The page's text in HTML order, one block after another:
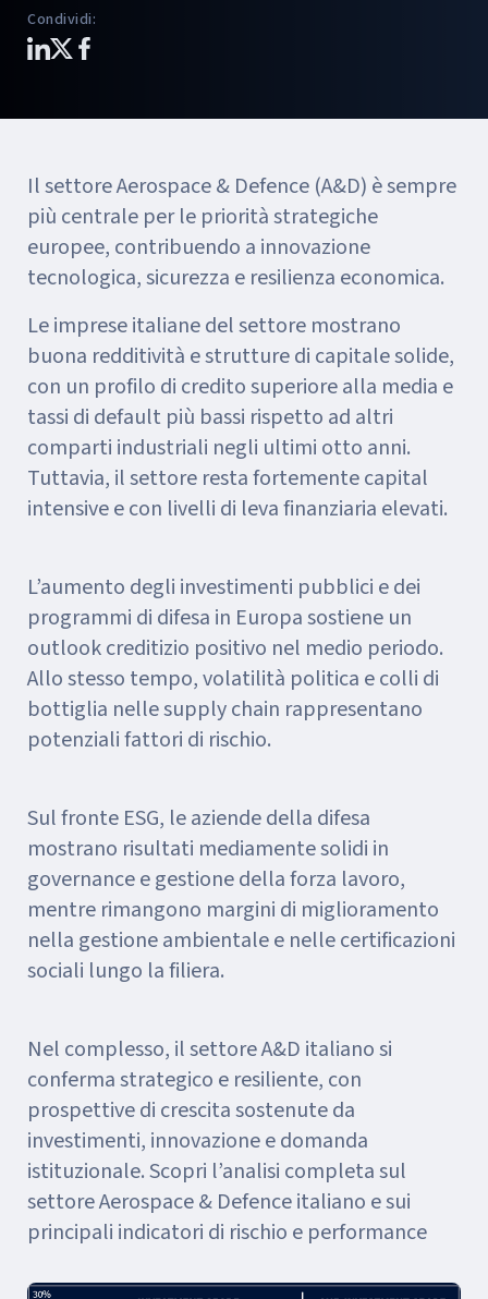
Condividi:
Il settore Aerospace & Defence (A&D) è sempre
più centrale per le priorità strategiche
europee, contribuendo a innovazione
tecnologica, sicurezza e resilienza economica.
Le imprese italiane del settore mostrano
buona redditività e strutture di capitale solide,
con un profilo di credito superiore alla media e
tassi di default più bassi rispetto ad altri
comparti industriali negli ultimi otto anni.
Tuttavia, il settore resta fortemente capital
intensive e con livelli di leva finanziaria elevati.
L’aumento degli investimenti pubblici e dei
programmi di difesa in Europa sostiene un
outlook creditizio positivo nel medio periodo.
Allo stesso tempo, volatilità politica e colli di
bottiglia nelle supply chain rappresentano
potenziali fattori di rischio.
Sul fronte ESG, le aziende della difesa
mostrano risultati mediamente solidi in
governance e gestione della forza lavoro,
mentre rimangono margini di miglioramento
nella gestione ambientale e nelle certificazioni
sociali lungo la filiera.
Nel complesso, il settore A&D italiano si
conferma strategico e resiliente, con
prospettive di crescita sostenute da
investimenti, innovazione e domanda
istituzionale. Scopri l’analisi completa sul
settore Aerospace & Defence italiano e sui
principali indicatori di rischio e performance